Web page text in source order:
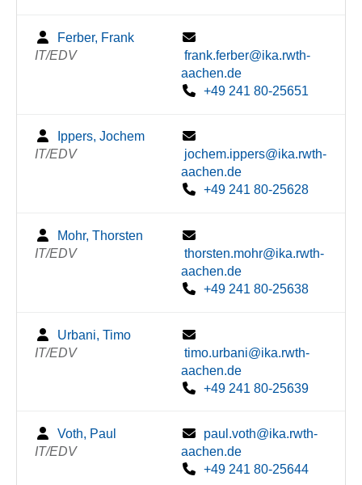
Ferber, Frank
IT/EDV
frank.ferber@ika.rwth-
aachen.de
+49 241 80-25651
Ippers, Jochem
IT/EDV
jochem.ippers@ika.rwth-
aachen.de
+49 241 80-25628
Mohr, Thorsten
IT/EDV
thorsten.mohr@ika.rwth-
aachen.de
+49 241 80-25638
Urbani, Timo
IT/EDV
timo.urbani@ika.rwth-
aachen.de
+49 241 80-25639
Voth, Paul
IT/EDV
paul.voth@ika.rwth-
aachen.de
+49 241 80-25644